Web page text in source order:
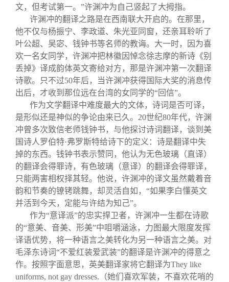
文，但考试第一。”许渊冲为自己竖起了大拇指。
许渊冲的翻译之路是在西南联大开启的。在那里，
他不仅与杨振宁、李政道、朱光亚同窗，还亲耳聆听了
叶公超、吴宓、钱钟书等名师的教诲。大一时，因为喜
欢一名女同学，许渊冲把林徽因悼念徐志摩的新诗《别
丢掉》译成韵体英文寄给对方，那是许渊冲第一次翻译
诗歌。只不过50年后，当许渊冲获得国际大奖的消息传
出后，才收到那位远在台湾的女同学的“回信”。
作为文学翻译中难度最大的文体，诗词是否可译，
是形似还是神似的争论由来已久。20世纪80年代，许渊
冲曾多次致信老师钱钟书，与他探讨诗词翻译，谈到美
国诗人罗伯特·弗罗斯特给诗下的定义：诗是翻译中失
掉的东西。钱钟书表示赞同，他认为无色玻璃（直译）
的翻译会得罪诗，有色玻璃（意译）的翻译会得罪译，
只能两害相权择其轻。他说，许渊冲的译文虽然戴着音
韵和节奏的镣铐跳舞，却灵活自如，“如果李白懂英文
并活到今天，定能与许结为知己”。
作为“意译派”的忠实捍卫者，许渊冲一生都在诗歌
的“意美、音美、形美”中咀嚼涵泳，力图最大限度发挥
译语优势，将一种语言之美转化为另一种语言之美。对
毛泽东诗词“不爱红装爱武装”的翻译是许渊冲的得意之
作。按照字面意思，英美翻译家将它翻译为They like
uniforms, not gay dresses.（她们喜欢军装，不喜欢花哨的